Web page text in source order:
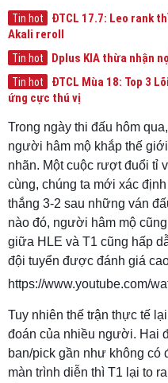
Tin hot
ĐTCL 17.7: Leo rank
Akali reroll
Tin hot Dplus KIA thừa nhận
Tin hot
ĐTCL Mùa 18: Top 3
ứng cực thú vị
Trong ngày thi đấu hôm
người hâm mộ khắp thế
nhãn. Một cuộc rượt đuổi tỉ
cùng, chúng ta mới xác
thắng 3-2 sau những ván
nào đó, người hâm mộ
giữa HLE và T1 cũng hấp
đội tuyển được đánh giá
https://www.youtube.com/
Tuy nhiên thế trận thực tế
đoán của nhiều người. Hai
ban/pick gần như không có
màn trình diễn thì T1 lại to